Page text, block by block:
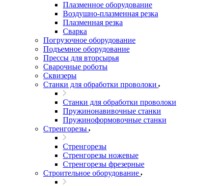
Плазменное оборудование
Воздушно-плазменная резка
Плазменная резка
Сварка
Погрузочное оборудование
Подъемное оборудование
Прессы для вторсырья
Сварочные роботы
Сквизеры
Станки для обработки проволоки
Станки для обработки проволоки
Пружинонавивочные станки
Пружиноформовочные станки
Стренгорезы
Стренгорезы
Стренгорезы ножевые
Стренгорезы фрезерные
Строительное оборудование